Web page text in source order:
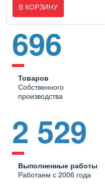
В КОРЗИНУ
696
Товаров
Собственного
производства
2 529
Выполненные работы
Работаем с 2006 года